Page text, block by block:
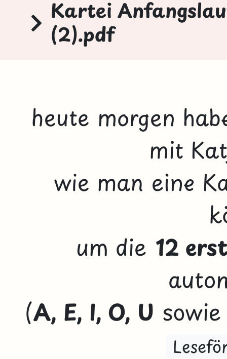
Kartei
(2).pdf
heute morgen
mit
wie man eine
um die 12
(A, E, I, O, U